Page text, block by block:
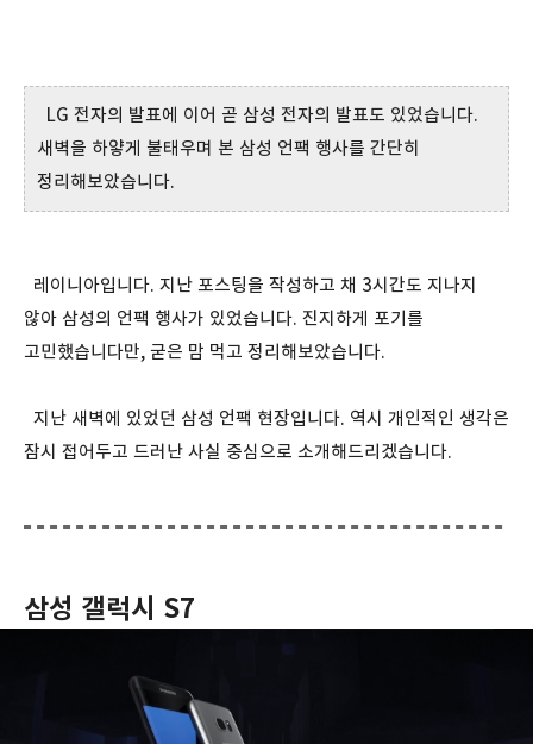
LG 전자의 발표에 이어 곧 삼성 전자의 발표도 있었습니다.
새벽을 하얗게 불태우며 본 삼성 언팩 행사를 간단히
정리해보았습니다.
레이니아입니다. 지난 포스팅을 작성하고 채 3시간도 지나지
않아 삼성의 언팩 행사가 있었습니다. 진지하게 포기를
고민했습니다만, 굳은 맘 먹고 정리해보았습니다.
지난 새벽에 있었던 삼성 언팩 현장입니다. 역시 개인적인 생각은
잠시 접어두고 드러난 사실 중심으로 소개해드리겠습니다.
삼성 갤럭시 S7